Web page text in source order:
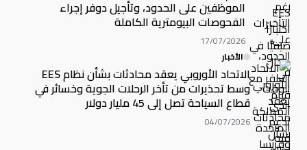
الموظفين على الحدود، وتأجيل دوفر إجراء
الفحوصات البيومترية الكاملة
17/07/2026
الأخبار
الاتحاد الأوروبي يعقد محادثات بشأن نظام EES
وسط تحذيرات من تأخر الرحلات الجوية وخسائر في
قطاع السياحة تصل إلى 45 مليار دولار
04/07/2026